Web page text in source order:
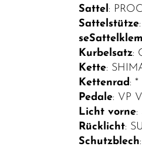
Sattel:
Sattelstütze
Kurbelsatz:
Kette:
Kettenrad: *
Pedale: VP
Licht vorne:
Rücklicht:
Schutzblech